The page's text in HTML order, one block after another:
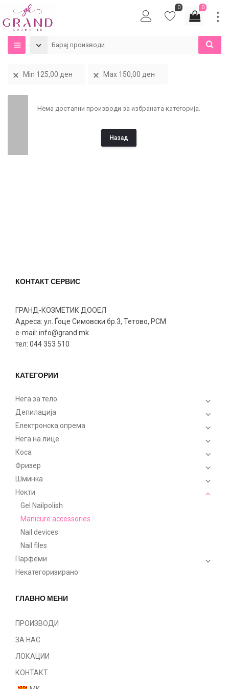
0
0
Min 125,00 ден Max 150,00 ден
Нема достапни производи за избраната категорија.
Назад
КОНТАКТ СЕРВИС
ГРАНД-КОЗМЕТИК ДООЕЛ
Адреса: ул. Ѓоце Симовски бр.3, Тетово, РСМ
e-mail: info@grand.mk
тел: 044 353 510
КАТЕГОРИИ
Нега за тело
Депилација
Електронска опрема
Нега на лице
Коса
Фризер
Шминка
Нокти
Gel Nailpolish
Manicure accessories
Nail devices
Nail files
Парфеми
Некатегоризирано
ГЛАВНО МЕНИ
ПРОИЗВОДИ
ЗА НАС
ЛОКАЦИИ
КОНТАКТ